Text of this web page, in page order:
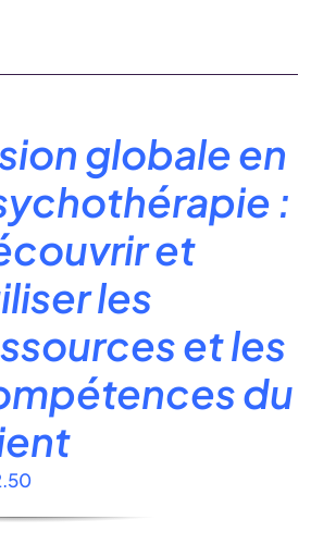
globale en
:
et
les
et les
du